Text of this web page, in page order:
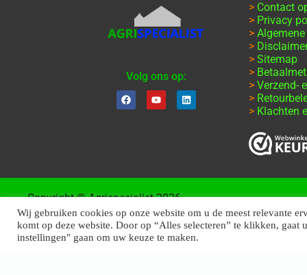
Volg ons op:
> Contact
> Privacy
>
>
>Sitemap
>
>Verzend-
>
> Klachten
Copyright © Agrispecialist 2026
Wij gebruiken cookies op onze website om u de meest relevante
komt op deze website. Door op “Alles selecteren” te klikken,
instellingen" gaan om uw keuze te maken.